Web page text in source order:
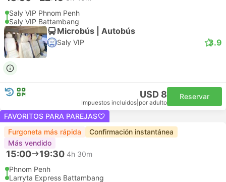
Saly VIP Phnom Penh
Saly VIP Battambang
Microbús | Autobús
Saly VIP 3.9
USD 8
Impuestos incluidos por adulto
Reservar
FAVORITOS PARA PAREJAS
Furgoneta más rápida
Confirmación instantánea
Más vendido
15:00 19:30 4h 30m
Phnom Penh
Larryta Express Battambang